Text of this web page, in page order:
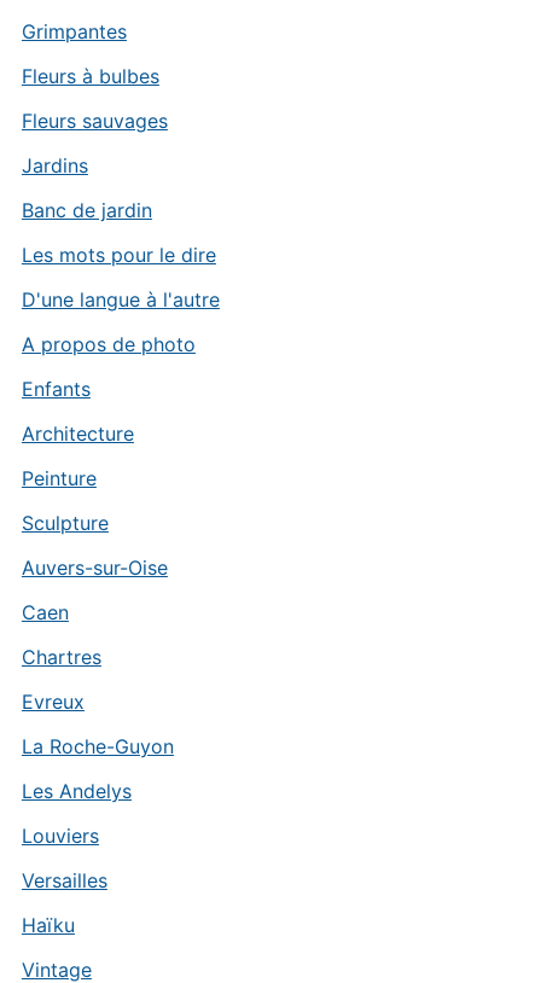
Grimpantes
Fleurs à bulbes
Fleurs sauvages
Jardins
Banc de jardin
Les mots pour le dire
D'une langue à l'autre
A propos de photo
Enfants
Architecture
Peinture
Sculpture
Auvers-sur-Oise
Caen
Chartres
Evreux
La Roche-Guyon
Les Andelys
Louviers
Versailles
Haïku
Vintage